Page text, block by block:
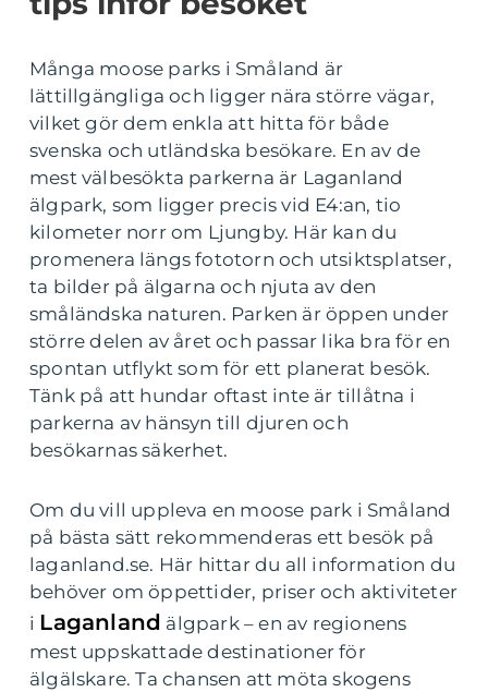
Många moose parks i Småland är
lättillgängliga och ligger nära större vägar,
vilket gör dem enkla att hitta för både
svenska och utländska besökare. En av de
mest välbesökta parkerna är Laganland
älgpark, som ligger precis vid E4:an, tio
kilometer norr om Ljungby. Här kan du
promenera längs fototorn och utsiktsplatser,
ta bilder på älgarna och njuta av den
småländska naturen. Parken är öppen under
större delen av året och passar lika bra för en
spontan utflykt som för ett planerat besök.
Tänk på att hundar oftast inte är tillåtna i
parkerna av hänsyn till djuren och
besökarnas säkerhet.
Om du vill uppleva en moose park i Småland
på bästa sätt rekommenderas ett besök på
laganland.se. Här hittar du all information du
behöver om öppettider, priser och aktiviteter
i Laganland älgpark – en av regionens
mest uppskattade destinationer för
älgälskare. Ta chansen att möta skogens